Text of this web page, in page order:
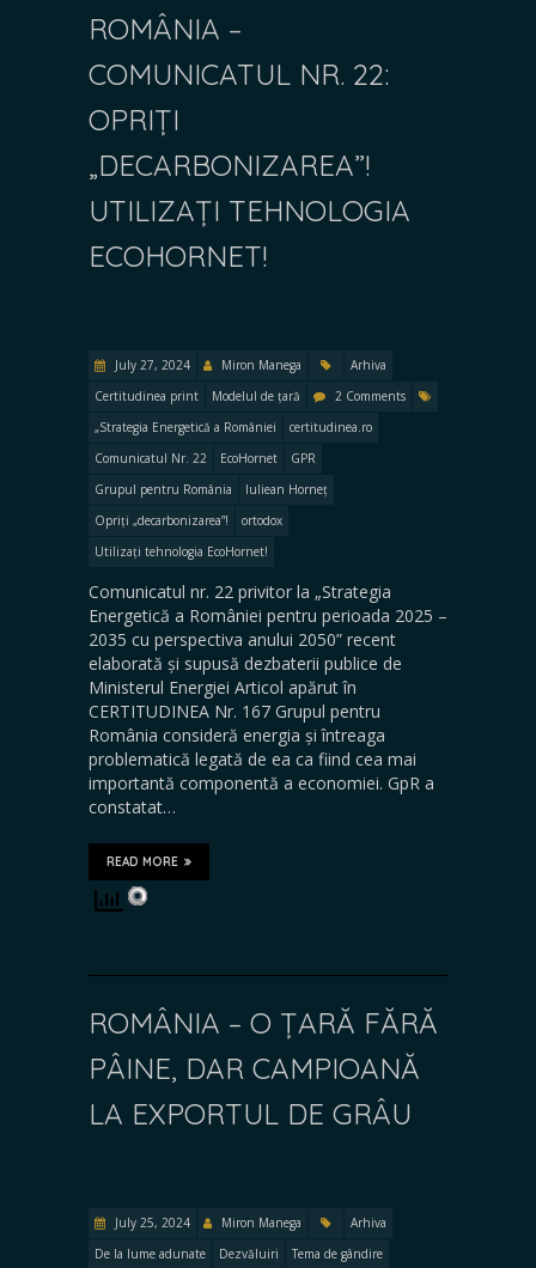
ROMÂNIA –
COMUNICATUL NR. 22:
OPRIȚI
„DECARBONIZAREA”!
UTILIZAȚI TEHNOLOGIA
ECOHORNET!
July 27, 2024 Miron Manega
Arhiva
Certitudinea print
Modelul de țară
2 Comments
„Strategia Energetică a României
certitudinea.ro
Comunicatul Nr. 22
EcoHornet
GPR
Grupul pentru România
Iuliean Horneț
Opriți „decarbonizarea”!
ortodox
Utilizați tehnologia EcoHornet!
Comunicatul nr. 22 privitor la „Strategia
Energetică a României pentru perioada 2025 –
2035 cu perspectiva anului 2050” recent
elaborată și supusă dezbaterii publice de
Ministerul Energiei Articol apărut în
CERTITUDINEA Nr. 167 Grupul pentru
România consideră energia și întreaga
problematică legată de ea ca fiind cea mai
importantă componentă a economiei. GpR a
constatat…
READ MORE
ROMÂNIA – O ȚARĂ FĂRĂ
PÂINE, DAR CAMPIOANĂ
LA EXPORTUL DE GRÂU
July 25, 2024 Miron Manega
Arhiva
De la lume adunate
Dezvăluiri
Tema de gândire